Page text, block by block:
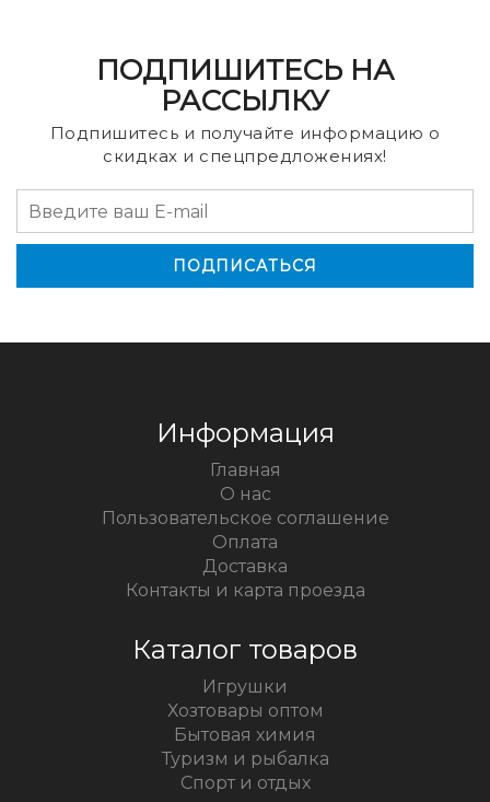
ПОДПИШИТЕСЬ НА
РАССЫЛКУ
Подпишитесь и получайте информацию о
скидках и спецпредложениях!
Информация
Главная
О нас
Пользовательское соглашение
Оплата
Доставка
Контакты и карта проезда
Каталог товаров
Игрушки
Хозтовары оптом
Бытовая химия
Туризм и рыбалка
Спорт и отдых